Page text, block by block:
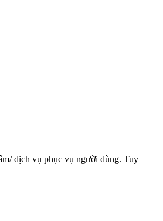
dịch vụ phục vụ người dùng. Tuy